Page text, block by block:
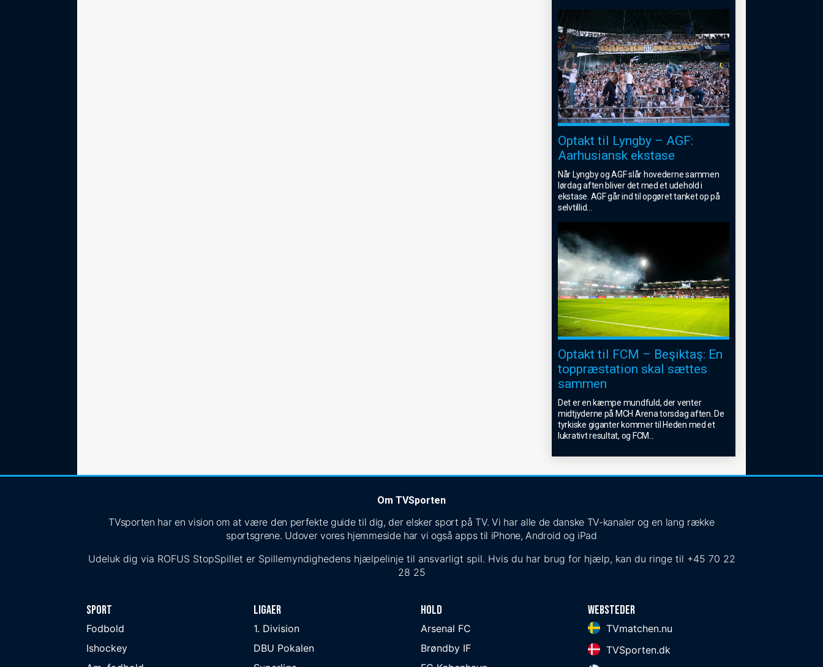
Optakt til Lyngby – AGF:
Aarhusiansk ekstase
Når Lyngby og AGF slår hovederne sammen
lørdag aften bliver det med et udehold i
ekstase. AGF går ind til opgøret tanket op på
selvtillid...
Optakt til FCM – Beşiktaş: En
toppræstation skal sættes
sammen
Det er en kæmpe mundfuld, der venter
midtjyderne på MCH Arena torsdag aften. De
tyrkiske giganter kommer til Heden med et
lukrativt resultat, og FCM
Om TVSporten
TVsporten har en vision om at være den perfekte guide til dig, der elsker sport på TV. Vi har alle de danske TV-kanaler og en lang række
sportsgrene. Udover vores hjemmeside har vi også apps til iPhone, Android og iPad
Udeluk dig via ROFUS StopSpillet er Spillemyndighedens hjælpelinje til ansvarligt spil. Hvis du har brug for hjælp, kan du ringe til +45 70 22
28 25
Sport
Fodbold
Ishockey
Ligaer
1. Division
DBU Pokalen
Hold
Arsenal FC
Brøndby IF
Websteder
TVmatchen.nu
TVSporten.dk